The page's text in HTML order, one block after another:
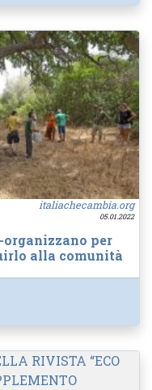
italiachecambia.org
05.01.2022
per
alla comunità